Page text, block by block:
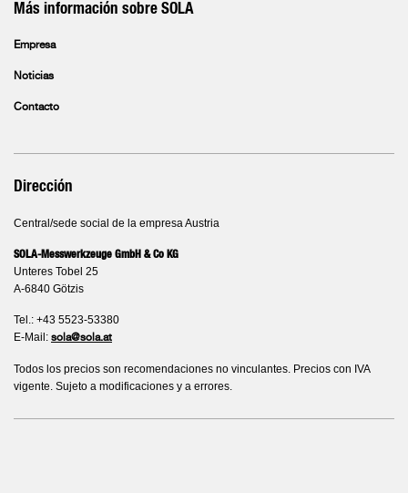
Más información sobre SOLA
Empresa
Noticias
Contacto
Dirección
Central/sede social de la empresa Austria
SOLA-Messwerkzeuge GmbH & Co KG
Unteres Tobel 25
A-6840 Götzis
Tel.: +43 5523-53380
E-Mail: sola@sola.at
Todos los precios son recomendaciones no vinculantes. Precios con IVA
vigente. Sujeto a modificaciones y a errores.